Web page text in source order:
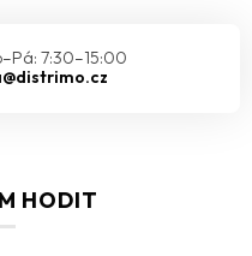
7:30–15:00
HODIT